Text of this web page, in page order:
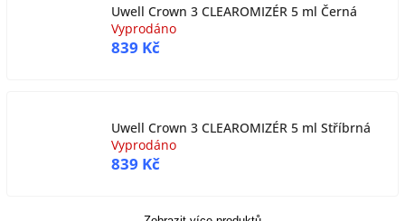
Uwell Crown 3 CLEAROMIZÉR 5 ml Černá
Vyprodáno
839 Kč
Uwell Crown 3 CLEAROMIZÉR 5 ml Stříbrná
Vyprodáno
839 Kč